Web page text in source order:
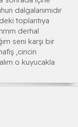
dalgalanımıdır
toplantıya
derhal
seni karşı bir
,cincin
o kuyucakla